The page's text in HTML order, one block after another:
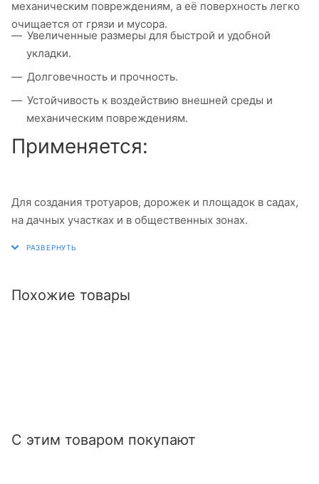
механическим повреждениям, а её поверхность легко
очищается от грязи и мусора.
Увеличенные размеры для быстрой и удобной
укладки.
Долговечность и прочность.
Устойчивость к воздействию внешней среды и
механическим повреждениям.
Применяется:
Для создания тротуаров, дорожек и площадок в садах,
на дачных участках и в общественных зонах.
Похожие товары
С этим товаром покупают